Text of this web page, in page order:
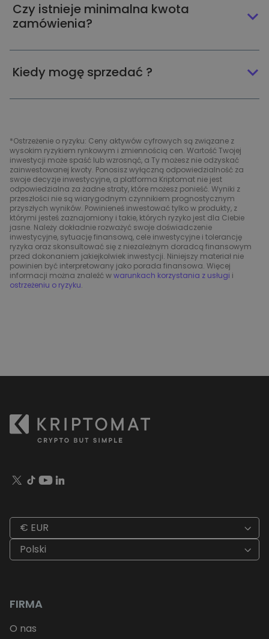
Czy istnieje minimalna kwota
zamówienia?
Kiedy mogę sprzedać ?
*Ostrzeżenie o ryzyku: Ceny aktywów cyfrowych są związane z
wysokim ryzykiem rynkowym i zmiennością cen. Wartość Twojej
inwestycji może spaść lub wzrosnąć, a Ty możesz nie odzyskać
zainwestowanej kwoty. Ponosisz wyłączną odpowiedzialność za
swoje decyzje inwestycyjne, a platforma Kriptomat nie jest
odpowiedzialna za żadne straty, które możesz ponieść. Wyniki z
przeszłości nie są wiarygodnym czynnikiem prognostycznym
przyszłych wyników. Powinieneś inwestować tylko w produkty, z
którymi jesteś zaznajomiony i takie, których ryzyko jest dla Ciebie
jasne. Należy dokładnie rozważyć swoje doświadczenie
inwestycyjne, sytuację finansową, cele inwestycyjne i tolerancję
ryzyka oraz skonsultować się z niezależnym doradcą finansowym
przed dokonaniem jakiejkolwiek inwestycji. Niniejszy materiał nie
powinien być interpretowany jako porada finansowa. Więcej
informacji można znaleźć wwarunkach korzystania z usługi i
ostrzeżeniu o ryzyku.
€ EUR
Polski
FIRMA
O nas